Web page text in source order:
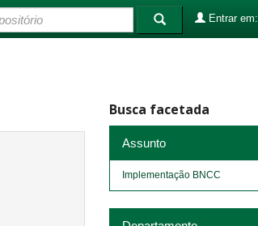
Entrar em:
Busca facetada
Assunto
Implementação BNCC